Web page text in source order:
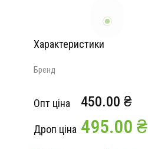
Характеристики
Бренд
Опт ціна 450.00 ₴
Дроп ціна 495.00 ₴